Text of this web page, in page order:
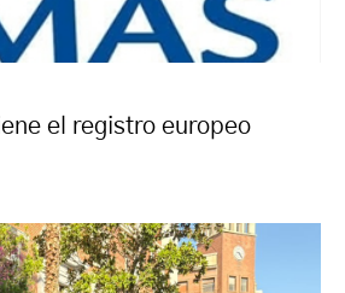
el registro europeo